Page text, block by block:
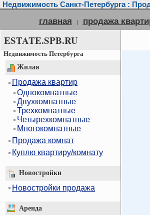
Недвижимость Санкт-Петербурга :
главная | продажа
ESTATE.SPB.RU
Недвижимость Петербурга
Жилая
Продажа квартир
Однокомнатные
Двухкомнатные
Трехкомнатные
Четырехкомнатные
Многокомнатные
Продажа комнат
Куплю квартиру/комнату
Новостройки
Новостройки продажа
Аренда